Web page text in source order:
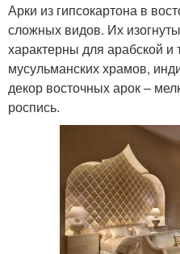
Арки из гипсокартона в
сложных видов. Их
характерны для арабской и
мусульманских храмов,
декор восточных арок –
роспись.